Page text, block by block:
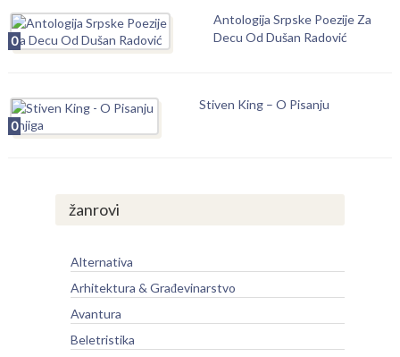
0
Antologija Srpske Poezije Za
Decu Od Dušan Radović
0
Stiven King – O Pisanju
žanrovi
Alternativa
Arhitektura & Građevinarstvo
Avantura
Beletristika